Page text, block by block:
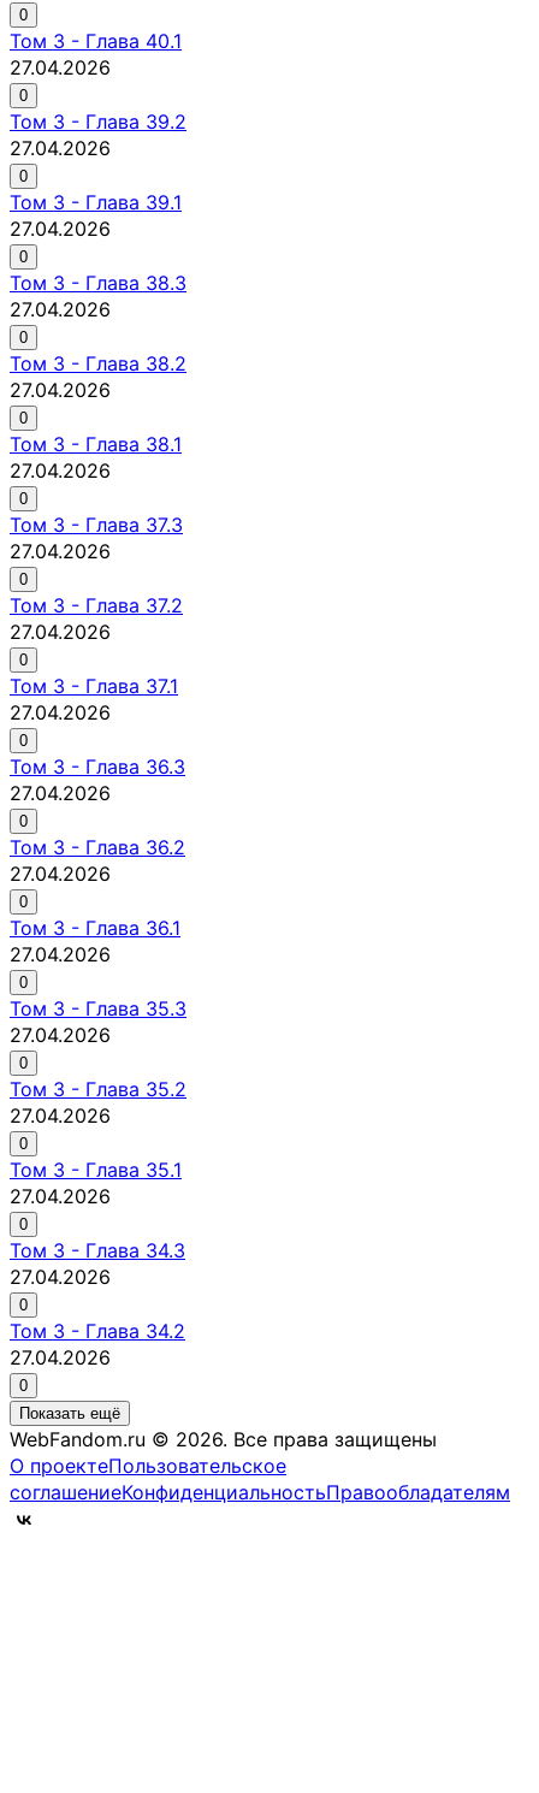
0
Том 3 - Глава 40.1
27.04.2026
0
Том 3 - Глава 39.2
27.04.2026
0
Том 3 - Глава 39.1
27.04.2026
0
Том 3 - Глава 38.3
27.04.2026
0
Том 3 - Глава 38.2
27.04.2026
0
Том 3 - Глава 38.1
27.04.2026
0
Том 3 - Глава 37.3
27.04.2026
0
Том 3 - Глава 37.2
27.04.2026
0
Том 3 - Глава 37.1
27.04.2026
0
Том 3 - Глава 36.3
27.04.2026
0
Том 3 - Глава 36.2
27.04.2026
0
Том 3 - Глава 36.1
27.04.2026
0
Том 3 - Глава 35.3
27.04.2026
0
Том 3 - Глава 35.2
27.04.2026
0
Том 3 - Глава 35.1
27.04.2026
0
Том 3 - Глава 34.3
27.04.2026
0
Том 3 - Глава 34.2
27.04.2026
0
Показать ещё
WebFandom.ru © 2026. Все права защищены
О проектеПользовательское
соглашениеКонфиденциальностьПравообладателям